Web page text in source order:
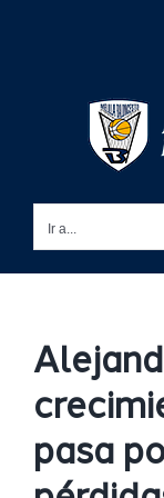
Ir a...
pasa